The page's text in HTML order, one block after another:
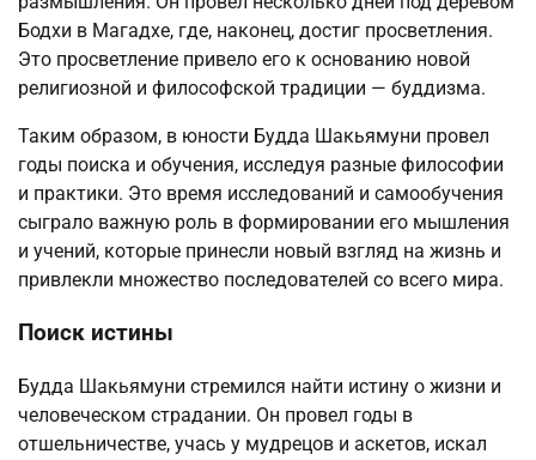
Бодхи в Магадхе, где, наконец, достиг просветления.
Это просветление привело его к основанию новой
религиозной и философской традиции — буддизма.
Таким образом, в юности Будда Шакьямуни провел
годы поиска и обучения, исследуя разные философии
и практики. Это время исследований и самообучения
сыграло важную роль в формировании его мышления
и учений, которые принесли новый взгляд на жизнь и
привлекли множество последователей со всего мира.
Поиск истины
Будда Шакьямуни стремился найти истину о жизни и
человеческом страдании. Он провел годы в
отшельничестве, учась у мудрецов и аскетов, искал